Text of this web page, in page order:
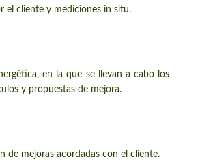
el cliente y mediciones in situ.
en la que se llevan a cabo los
y propuestas de mejora.
de mejoras acordadas con el cliente.